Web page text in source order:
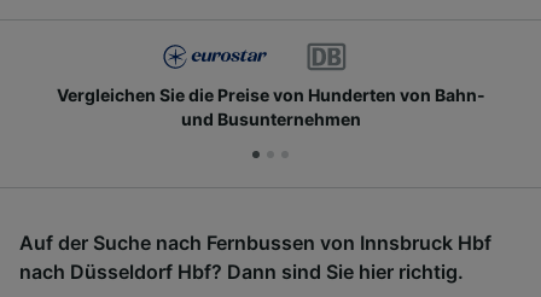
Vergleichen Sie die Preise von Hunderten von Bahn-
und Busunternehmen
Auf der Suche nach Fernbussen von Innsbruck Hbf
nach Düsseldorf Hbf? Dann sind Sie hier richtig.